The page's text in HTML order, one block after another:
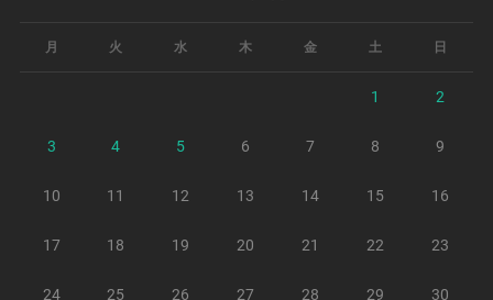
月 火 水 木 金 土 日
1 2
3 4 5 6 7 8 9
10 11 12 13 14 15 16
17 18 19 20 21 22 23
24 25 26 27 28 29 30